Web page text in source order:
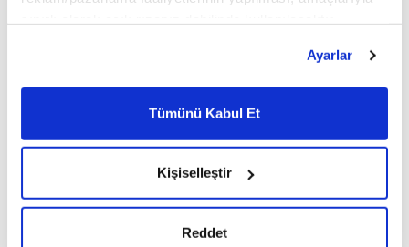
belirleyebilirsiniz. Çerezlere ilişkin detaylı bilgi için
Ayarlar butonuna tıklayabilir,Çerez Bilgilendirme
Metnimizi ziyaret edebilirsiniz.
hazırlanmış olan İnternet Sitesi Aydınlatma Metnimizi
okumak ve sitemizi ziyaretiniz kapsamında
gerçekleştirilen veri işleme faaliyetleri ile ilgili daha
Ayarlar
Tümünü Kabul Et
Kişiselleştir
Reddet
Bir futbolcunun yükselişi